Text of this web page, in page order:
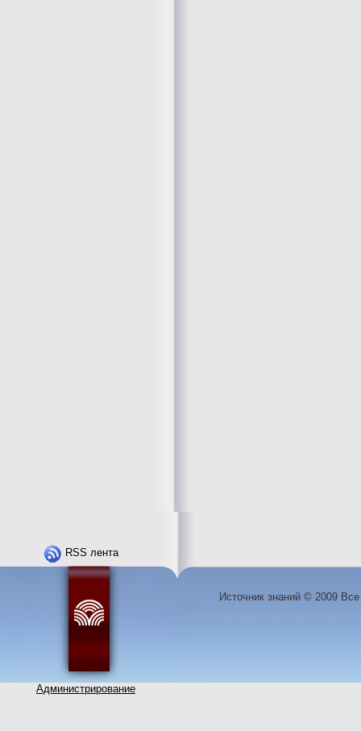
RSS лента
Администрирование
Источник знаний © 2009